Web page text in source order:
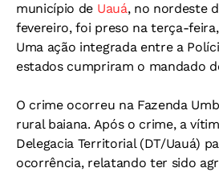
município de Uauá, no nordeste
fevereiro, foi preso na terça-feira,
Uma ação integrada entre a
estados cumpriram o mandado
O crime ocorreu na Fazenda
rural baiana. Após o crime, a
Delegacia Territorial (DT/Uauá)
ocorrência, relatando ter sido